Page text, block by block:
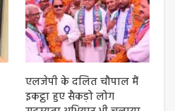
एलजेपी के दलित चौपाल मैं
इकट्ठा हुए सैकड़ो लोग